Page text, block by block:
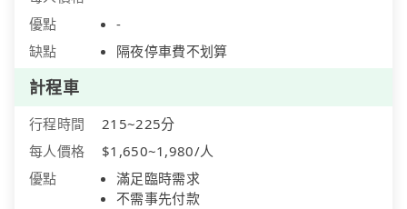
優點
-
缺點
隔夜停車費不划算
計程車
行程時間
215~225分
每人價格
$1,650~1,980/人
優點
滿足臨時需求
不需事先付款